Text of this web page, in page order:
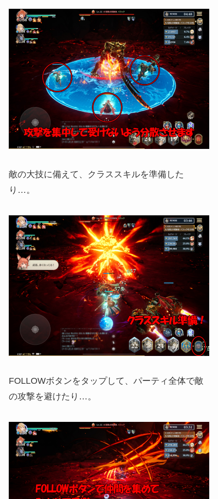
敵の大技に備えて、クラススキルを準備した
り…。
FOLLOWボタンをタップして、パーティ全体で敵
の攻撃を避けたり…。